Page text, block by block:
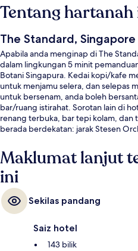
Tentang
The Standard, Singapore
Apabila anda menginap di The
dalam lingkungan 5 minit
Botani Singapura. Kedai kopi/kafe
untuk menjamu selera, dan selepas
untuk bersenam, anda boleh
bar/ruang istirahat. Sorotan lain di
renang terbuka, bar tepi kolam, dan
berada berdekatan: jarak Stesen
Maklumat lanjut
ini
Sekilas pandang
Saiz hotel
143 bilik